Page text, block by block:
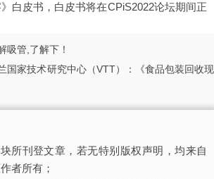
白皮书，白皮书将在CPiS2022论坛期间正
吸管,了解下！
国家技术研究中心（VTT）：《食品包装回收现
所刊登文章，若无特别版权声明，均来自
者所有；